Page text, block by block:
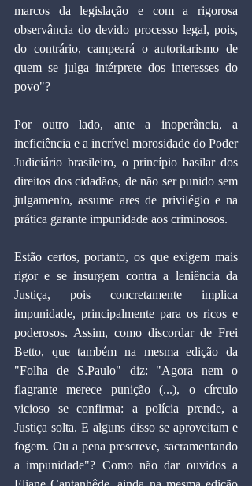
marcos da legislação e com a rigorosa
observância do devido processo legal, pois,
do contrário, campeará o autoritarismo de
quem se julga intérprete dos interesses do
povo"?
Por outro lado, ante a inoperância, a
ineficiência e a incrível morosidade do Poder
Judiciário brasileiro, o princípio basilar dos
direitos dos cidadãos, de não ser punido sem
julgamento, assume ares de privilégio e na
prática garante impunidade aos criminosos.
Estão certos, portanto, os que exigem mais
rigor e se insurgem contra a leniência da
Justiça, pois concretamente implica
impunidade, principalmente para os ricos e
poderosos. Assim, como discordar de Frei
Betto, que também na mesma edição da
"Folha de S.Paulo" diz: "Agora nem o
flagrante merece punição (...), o círculo
vicioso se confirma: a polícia prende, a
Justiça solta. E alguns disso se aproveitam e
fogem. Ou a pena prescreve, sacramentando
a impunidade"? Como não dar ouvidos a